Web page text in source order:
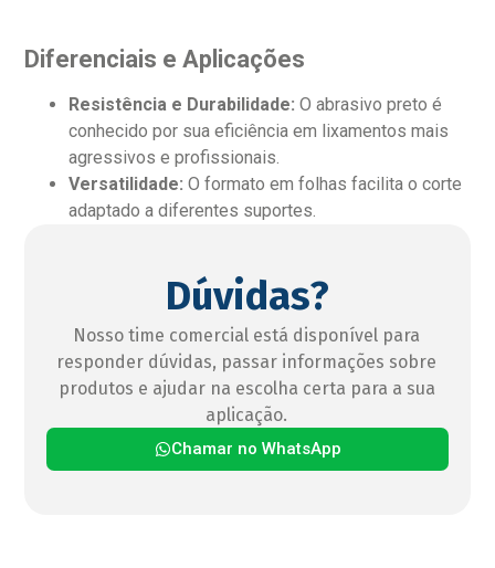
Diferenciais e Aplicações
Resistência e Durabilidade: O abrasivo preto é
conhecido por sua eficiência em lixamentos mais
agressivos e profissionais.
Versatilidade: O formato em folhas facilita o corte
adaptado a diferentes suportes.
Dúvidas?
Nosso time comercial está disponível para
responder dúvidas, passar informações sobre
produtos e ajudar na escolha certa para a sua
aplicação.
Chamar no WhatsApp